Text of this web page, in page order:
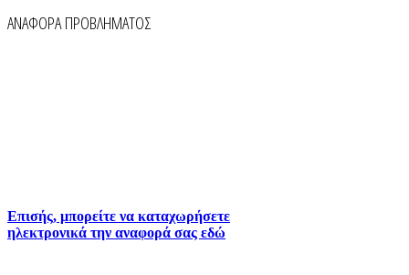
ΑΝΑΦΟΡΑ ΠΡΟΒΛΗΜΑΤΟΣ
Επισής, μπορείτε να καταχωρήσετε
ηλεκτρονικά την αναφορά σας εδώ